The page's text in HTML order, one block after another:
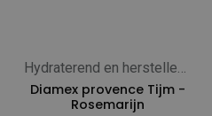
Hydraterend en herstellend
Diamex provence Tijm -
Rosemarijn